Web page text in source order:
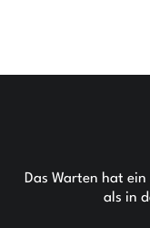
Das Warten hat
als in